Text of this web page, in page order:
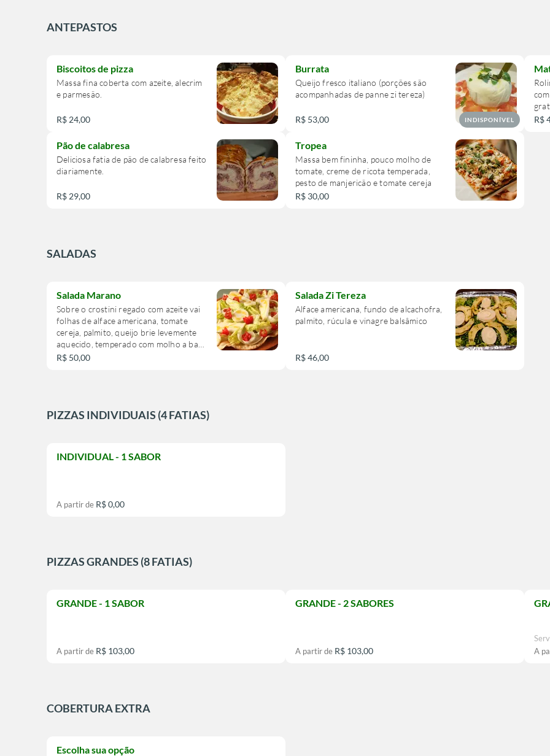
ANTEPASTOS
Biscoitos de pizza
Massa fina coberta com azeite, alecrim
e parmesão.
R$ 24,00
Burrata
Queijo fresco italiano (porções são
acompanhadas de panne zi tereza)
R$ 53,00 INDISPONÍVEL
R$
Pão de calabresa
Deliciosa fatia de pão de calabresa feito
diariamente.
R$ 29,00
Tropea
Massa bem fininha, pouco molho de
tomate, creme de ricota temperada,
pesto de manjericão e tomate cereja
R$ 30,00
SALADAS
Salada Marano
Sobre o crostini regado com azeite vai
folhas de alface americana, tomate
cereja, palmito, queijo brie levemente
aquecido, temperado com molho a base
de mostarda e mel
R$ 50,00
Salada Zi Tereza
Alface americana, fundo de alcachofra,
palmito, rúcula e vinagre balsâmico
R$ 46,00
PIZZAS INDIVIDUAIS (4 FATIAS)
INDIVIDUAL - 1 SABOR
A partir de R$ 0,00
PIZZAS GRANDES (8 FATIAS)
GRANDE - 1 SABOR
A partir de R$ 103,00
GRANDE - 2 SABORES
A partir de R$ 103,00
A
COBERTURA EXTRA
Escolha sua opção